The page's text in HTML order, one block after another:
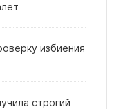
избиения
строгий